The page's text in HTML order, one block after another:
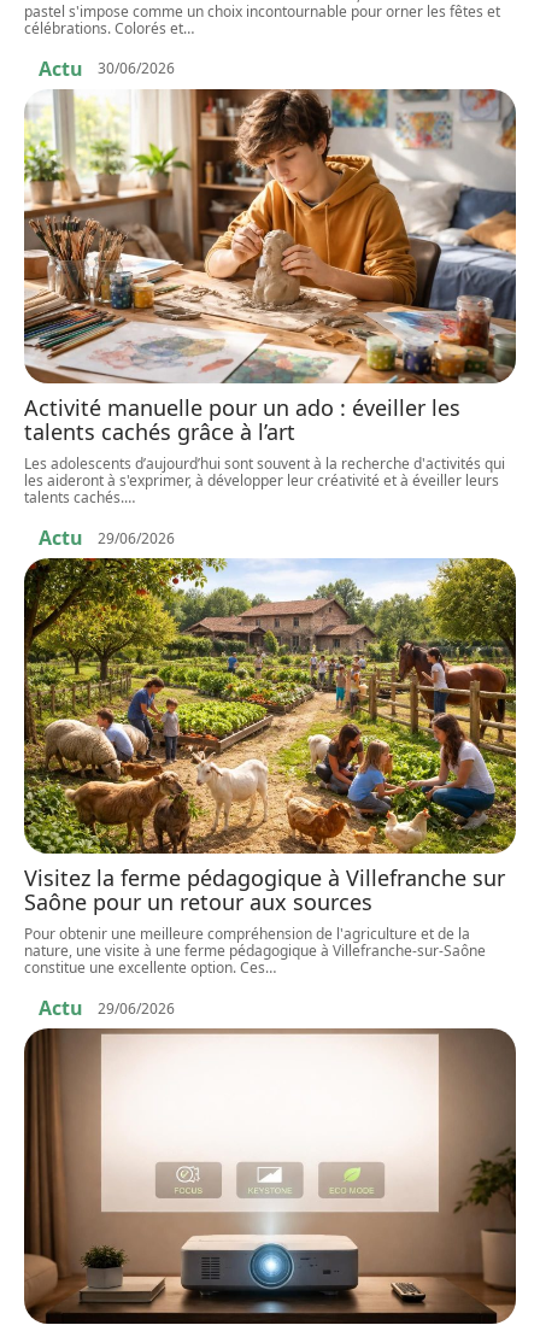
pastel s'impose comme un choix incontournable pour orner les fêtes et
célébrations. Colorés et…
Actu 30/06/2026
Activité manuelle pour un ado : éveiller les
talents cachés grâce à l’art
Les adolescents d’aujourd’hui sont souvent à la recherche d'activités qui
les aideront à s'exprimer, à développer leur créativité et à éveiller leurs
talents cachés.…
Actu 29/06/2026
Visitez la ferme pédagogique à Villefranche sur
Saône pour un retour aux sources
Pour obtenir une meilleure compréhension de l'agriculture et de la
nature, une visite à une ferme pédagogique à Villefranche-sur-Saône
constitue une excellente option. Ces…
Actu 29/06/2026